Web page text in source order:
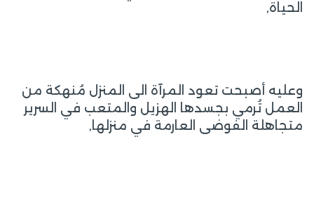
الحياة,
وعليه أصبحت تعود المرآة الى المنزل مُنهكة من
العمل تُرمي بجسدها الهزيل والمتعب في السرير
متجاهلة الفوضى العارمة في منزلها,